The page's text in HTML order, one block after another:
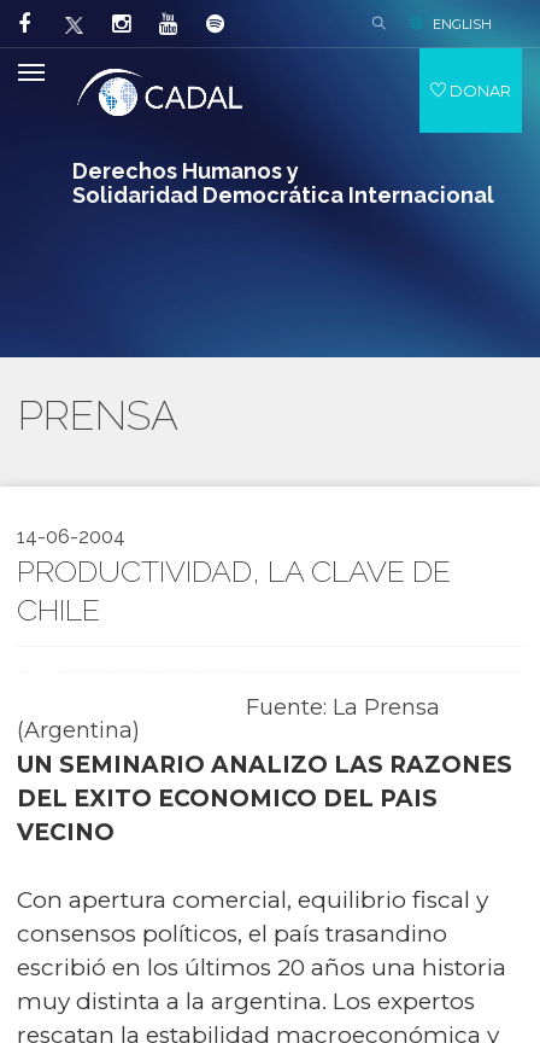
Derechos Humanos y
Solidaridad Democrática Internacional
ENGLISH
DONAR
PRENSA
14-06-2004
PRODUCTIVIDAD, LA CLAVE DE
CHILE
Fuente: La Prensa
(Argentina)
UN SEMINARIO ANALIZO LAS RAZONES
DEL EXITO ECONOMICO DEL PAIS
VECINO
Con apertura comercial, equilibrio fiscal y
consensos políticos, el país trasandino
escribió en los últimos 20 años una historia
muy distinta a la argentina. Los expertos
rescatan la estabilidad macroeconómica y